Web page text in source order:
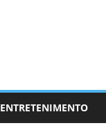
ENTRETENIMENTO